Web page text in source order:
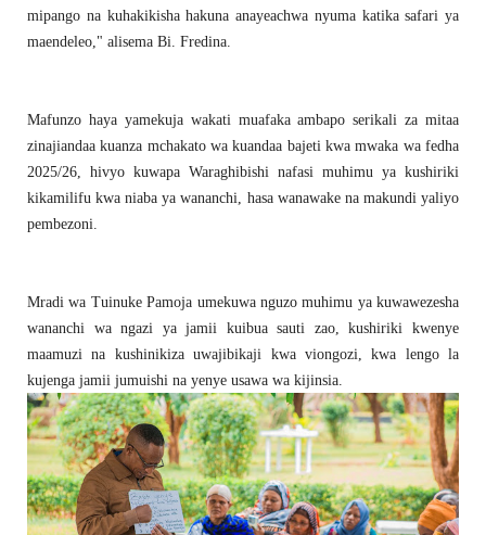
mipango na kuhakikisha hakuna anayeachwa nyuma katika safari ya
maendeleo," alisema Bi. Fredina.
Mafunzo haya yamekuja wakati muafaka ambapo serikali za mitaa
zinajiandaa kuanza mchakato wa kuandaa bajeti kwa mwaka wa fedha
2025/26, hivyo kuwapa Waraghibishi nafasi muhimu ya kushiriki
kikamilifu kwa niaba ya wananchi, hasa wanawake na makundi yaliyo
pembezoni.
Mradi wa Tuinuke Pamoja umekuwa nguzo muhimu ya kuwawezesha
wananchi wa ngazi ya jamii kuibua sauti zao, kushiriki kwenye
maamuzi na kushinikiza uwajibikaji kwa viongozi, kwa lengo la
kujenga jamii jumuishi na yenye usawa wa kijinsia.